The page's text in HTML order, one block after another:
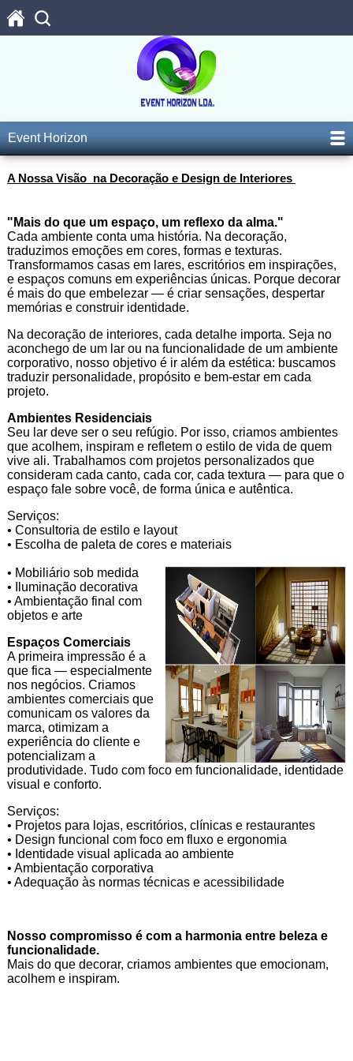
Event Horizon
A Nossa Visão na Decoração e Design de Interiores
"Mais do que um espaço, um reflexo da alma."
Cada ambiente conta uma história. Na decoração,
traduzimos emoções em cores, formas e texturas.
Transformamos casas em lares, escritórios em inspirações,
e espaços comuns em experiências únicas. Porque decorar
é mais do que embelezar — é criar sensações, despertar
memórias e construir identidade.
Na decoração de interiores, cada detalhe importa. Seja no
aconchego de um lar ou na funcionalidade de um ambiente
corporativo, nosso objetivo é ir além da estética: buscamos
traduzir personalidade, propósito e bem-estar em cada
projeto.
Ambientes Residenciais
Seu lar deve ser o seu refúgio. Por isso, criamos ambientes
que acolhem, inspiram e refletem o estilo de vida de quem
vive ali. Trabalhamos com projetos personalizados que
consideram cada canto, cada cor, cada textura — para que o
espaço fale sobre você, de forma única e autêntica.
Serviços:
• Consultoria de estilo e layout
• Escolha de paleta de cores e materiais
• Mobiliário sob medida
• Iluminação decorativa
• Ambientação final com
objetos e arte
Espaços Comerciais
A primeira impressão é a
que fica — especialmente
nos negócios. Criamos
ambientes comerciais que
comunicam os valores da
marca, otimizam a
experiência do cliente e
potencializam a
produtividade. Tudo com foco em funcionalidade, identidade
visual e conforto.
Serviços:
• Projetos para lojas, escritórios, clínicas e restaurantes
• Design funcional com foco em fluxo e ergonomia
• Identidade visual aplicada ao ambiente
• Ambientação corporativa
• Adequação às normas técnicas e acessibilidade
Nosso compromisso é com a harmonia entre beleza e
funcionalidade.
Mais do que decorar, criamos ambientes que emocionam,
acolhem e inspiram.